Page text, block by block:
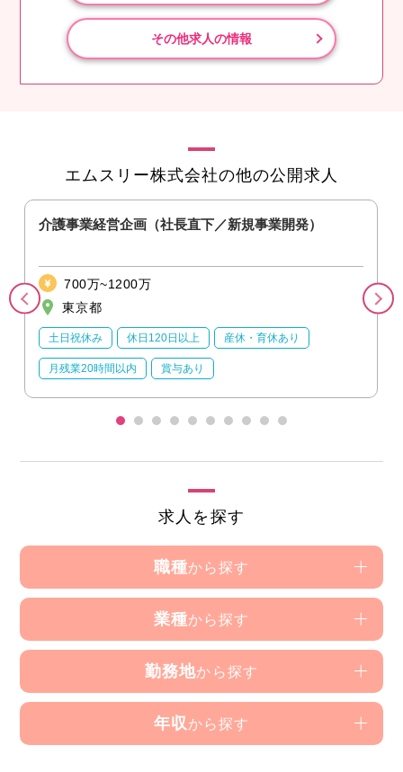
その他求人の情報
エムスリー株式会社の他の公開求人
介護事業経営企画（社長直下／新規事業開発）
700万~1200万
東京都
土日祝休み 休日120日以上 産休・育休あり
月残業20時間以内 賞与あり
求人を探す
職種から探す
業種から探す
勤務地から探す
年収 から探す